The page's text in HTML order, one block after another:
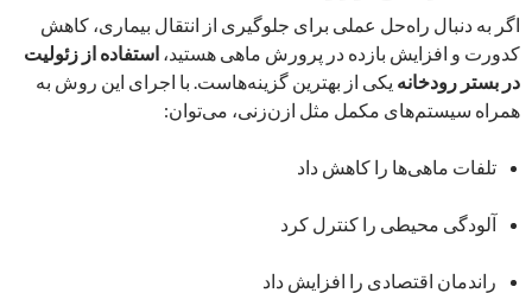
اگر به دنبال راه‌حل عملی برای جلوگیری از انتقال بیماری، کاهش
کدورت و افزایش بازده در پرورش ماهی هستید، استفاده از زئولیت
در بستر رودخانه یکی از بهترین گزینه‌هاست. با اجرای این روش به
همراه سیستم‌های مکمل مثل ازن‌زنی، می‌توان:
تلفات ماهی‌ها را کاهش داد
آلودگی محیطی را کنترل کرد
راندمان اقتصادی را افزایش داد